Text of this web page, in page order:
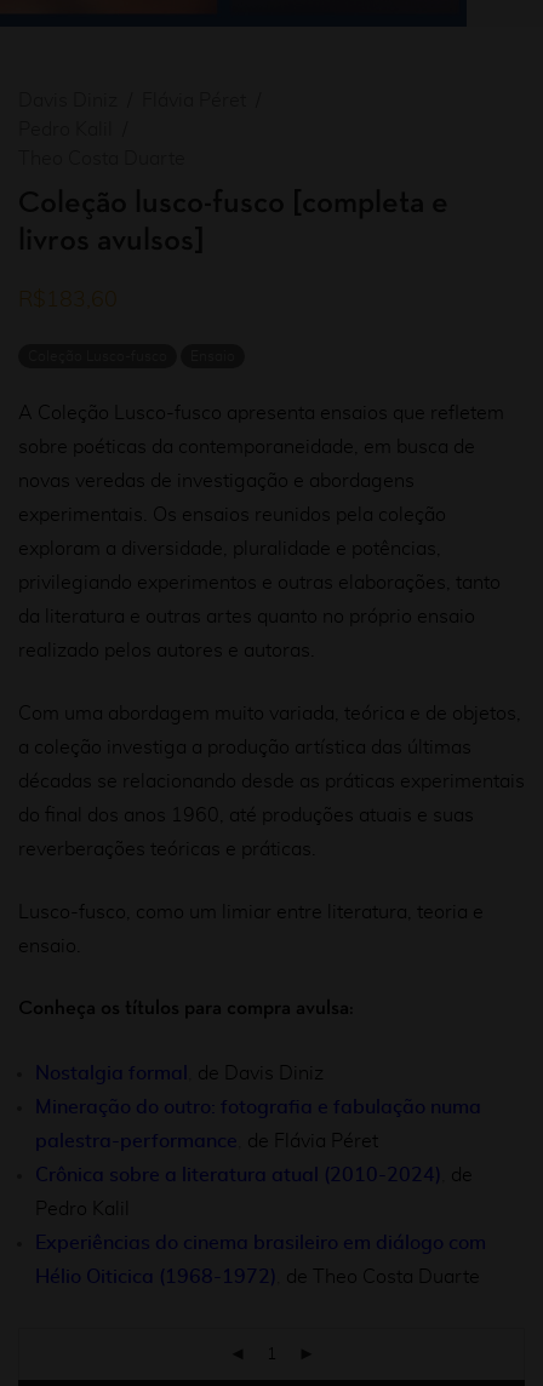
A Coleção Lusco-fusco apresenta ensaios que refletem
sobre poéticas da contemporaneidade, em busca de
novas veredas de investigação e abordagens
experimentais. Os ensaios reunidos pela coleção
exploram a diversidade, pluralidade e potências,
privilegiando experimentos e outras elaborações, tanto
da literatura e outras artes quanto no próprio ensaio
realizado pelos autores e autoras.
Com uma abordagem muito variada, teórica e de objetos,
a coleção investiga a produção artística das últimas
décadas se relacionando desde as práticas experimentais
do final dos anos 1960, até produções atuais e suas
reverberações teóricas e práticas.
Lusco-fusco, como um limiar entre literatura, teoria e
ensaio.
Conheça os títulos para compra avulsa:
Nostalgia formal
de Davis Diniz
Mineração do outro: fotografia e fabulação numa
palestra-performance
de Flávia Péret
Crônica sobre a literatura atual (2010-2024)
de
Pedro Kalil
Experiências do cinema brasileiro em diálogo com
Hélio Oiticica (1968-1972)
de Theo Costa Duarte